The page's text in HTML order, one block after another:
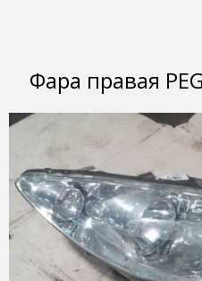
Фара правая